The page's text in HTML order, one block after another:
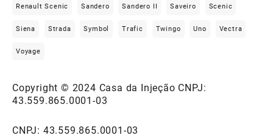
Renault Scenic Sandero Sandero II Saveiro Scenic
Siena Strada Symbol Trafic Twingo Uno Vectra
Voyage
Copyright © 2024 Casa da Injeção CNPJ:
43.559.865.0001-03
CNPJ: 43.559.865.0001-03